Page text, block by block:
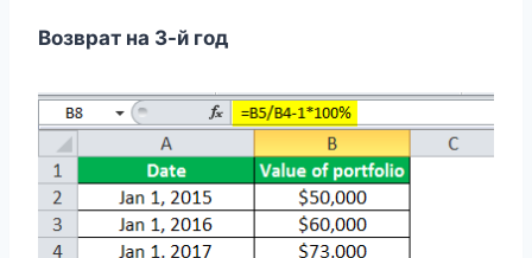
Возврат на 3-й год